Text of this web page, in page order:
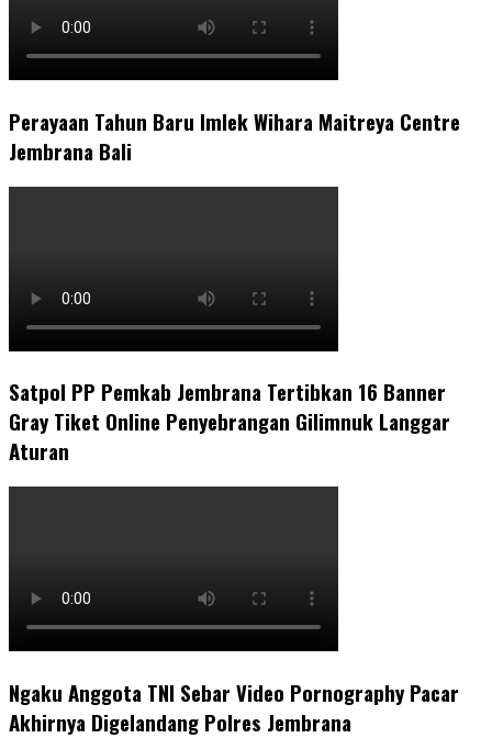
Perayaan Tahun Baru Imlek Wihara Maitreya Centre
Jembrana Bali
Satpol PP Pemkab Jembrana Tertibkan 16 Banner
Gray Tiket Online Penyebrangan Gilimnuk Langgar
Aturan
Ngaku Anggota TNI Sebar Video Pornography Pacar
Akhirnya Digelandang Polres Jembrana